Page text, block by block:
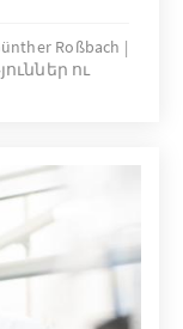
Qualität
Sie
die
ist ein
Roßbach
ու